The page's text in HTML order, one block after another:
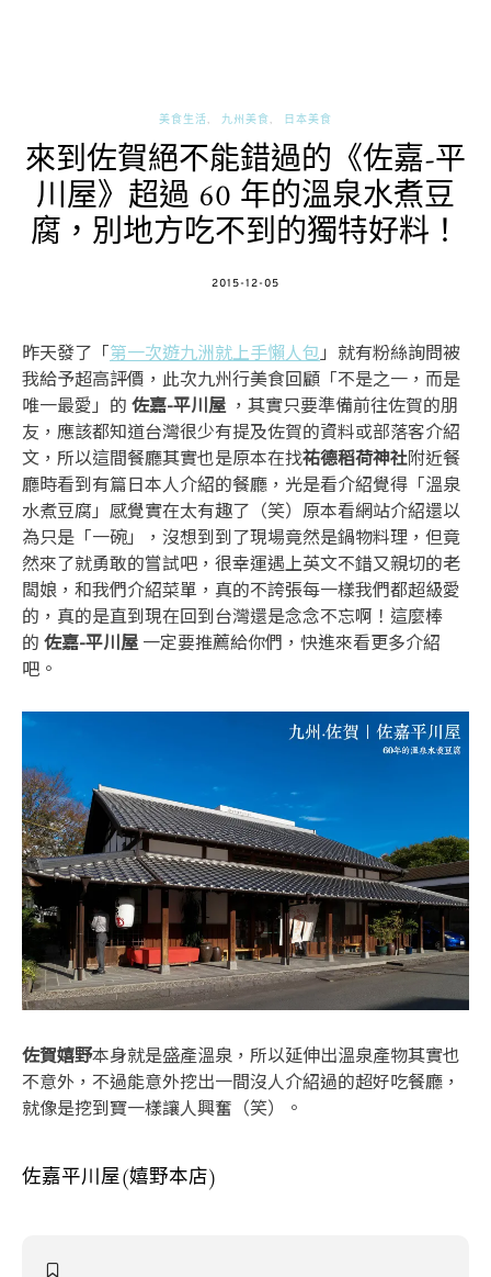
美食生活 九州美食 日本美食
來到佐賀絕不能錯過的《佐嘉-平
川屋》超過 60 年的溫泉水煮豆
腐，別地方吃不到的獨特好料！
POSTED
2015-12-05
昨天發了「第一次遊九洲就上手懶人包 」就有粉絲詢問被
我給予超高評價，此次九州行美食回顧「不是之一，而是
唯一最愛」的 佐嘉-平川屋 ，其實只要準備前往佐賀的朋
友，應該都知道台灣很少有提及佐賀的資料或部落客介紹
文，所以這間餐廳其實也是原本在找祐德稻荷神社附近餐
廳時看到有篇日本人介紹的餐廳，光是看介紹覺得「溫泉
水煮豆腐」感覺實在太有趣了（笑）原本看網站介紹還以
為只是「一碗」，沒想到到了現場竟然是鍋物料理，但竟
然來了就勇敢的嘗試吧，很幸運遇上英文不錯又親切的老
闆娘，和我們介紹菜單，真的不誇張每一樣我們都超級愛
的，真的是直到現在回到台灣還是念念不忘啊！這麼棒
的 佐嘉-平川屋一定要推薦給你們，快進來看更多介紹
吧。
佐賀嬉野本身就是盛產溫泉，所以延伸出溫泉產物其實也
不意外，不過能意外挖出一間沒人介紹過的超好吃餐廳，
就像是挖到寶一樣讓人興奮（笑）。
佐嘉平川屋(嬉野本店)